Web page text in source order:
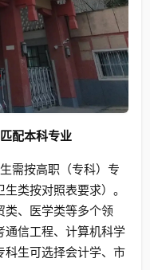
配本科专业
需按高职（专科）专
类按对照表要求）。
类、医学类等多个领
通信工程、计算机科学
科生可选择会计学、市